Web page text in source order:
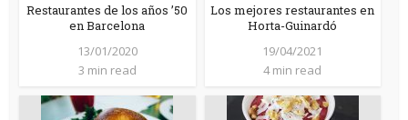
Restaurantes de los años ’50
en Barcelona
13/01/2020
3 min read
Los mejores restaurantes en
Horta-Guinardó
19/04/2021
4 min read